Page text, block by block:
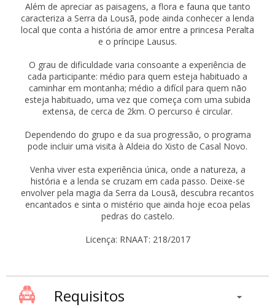
Além de apreciar as paisagens, a flora e fauna que tanto
caracteriza a Serra da Lousã, pode ainda conhecer a lenda
local que conta a história de amor entre a princesa Peralta
e o príncipe Lausus.
O grau de dificuldade varia consoante a experiência de
cada participante: médio para quem esteja habituado a
caminhar em montanha; médio a difícil para quem não
esteja habituado, uma vez que começa com uma subida
extensa, de cerca de 2km. O percurso é circular.
Dependendo do grupo e da sua progressão, o programa
pode incluir uma visita à Aldeia do Xisto de Casal Novo.
Venha viver esta experiência única, onde a natureza, a
história e a lenda se cruzam em cada passo. Deixe-se
envolver pela magia da Serra da Lousã, descubra recantos
encantados e sinta o mistério que ainda hoje ecoa pelas
pedras do castelo.
Licença: RNAAT: 218/2017
Requisitos